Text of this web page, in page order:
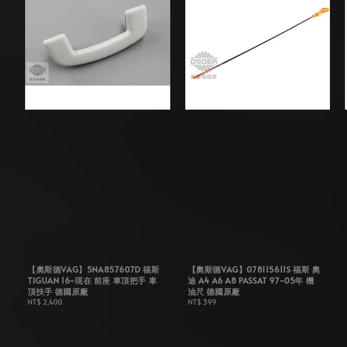
【奧斯德VAG】5NA857607D 福斯
TIGUAN 16~現在 前座 車頂把手 車
頂扶手 德國原廠
Regular
NT$ 2,400
【奧斯德VAG】078115611S 福斯 奧
迪 A4 A6 A8 PASSAT 97~05年 機
油尺 德國原廠
Regular
NT$ 399